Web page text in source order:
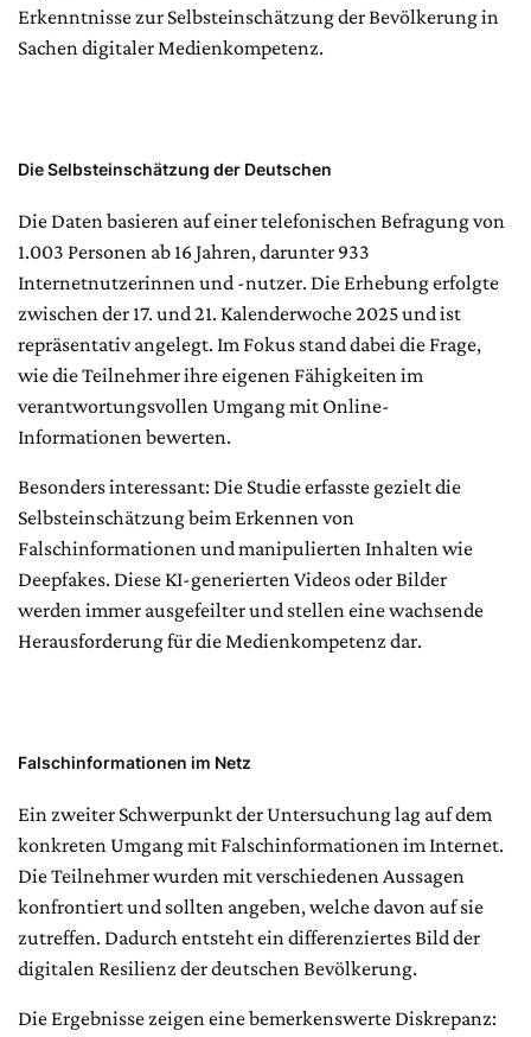
Erkenntnisse zur Selbsteinschätzung der Bevölkerung in
Sachen digitaler Medienkompetenz.
Die Selbsteinschätzung der Deutschen
Die Daten basieren auf einer telefonischen Befragung von
1.003 Personen ab 16 Jahren, darunter 933
Internetnutzerinnen und -nutzer. Die Erhebung erfolgte
zwischen der 17. und 21. Kalenderwoche 2025 und ist
repräsentativ angelegt. Im Fokus stand dabei die Frage,
wie die Teilnehmer ihre eigenen Fähigkeiten im
verantwortungsvollen Umgang mit Online-
Informationen bewerten.
Besonders interessant: Die Studie erfasste gezielt die
Selbsteinschätzung beim Erkennen von
Falschinformationen und manipulierten Inhalten wie
Deepfakes. Diese KI-generierten Videos oder Bilder
werden immer ausgefeilter und stellen eine wachsende
Herausforderung für die Medienkompetenz dar.
Falschinformationen im Netz
Ein zweiter Schwerpunkt der Untersuchung lag auf dem
konkreten Umgang mit Falschinformationen im Internet.
Die Teilnehmer wurden mit verschiedenen Aussagen
konfrontiert und sollten angeben, welche davon auf sie
zutreffen. Dadurch entsteht ein differenziertes Bild der
digitalen Resilienz der deutschen Bevölkerung.
Die Ergebnisse zeigen eine bemerkenswerte Diskrepanz: